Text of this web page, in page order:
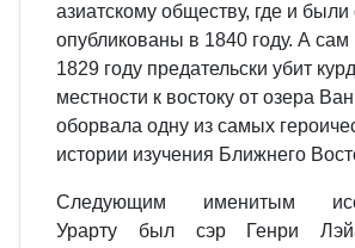
азиатскому обществу, где и
опубликованы в 1840 году. А
1829 году предательски убит
местности к востоку от озера
оборвала одну из самых
истории изучения Ближнего
Следующим именитым
Урарту был сэр Генри